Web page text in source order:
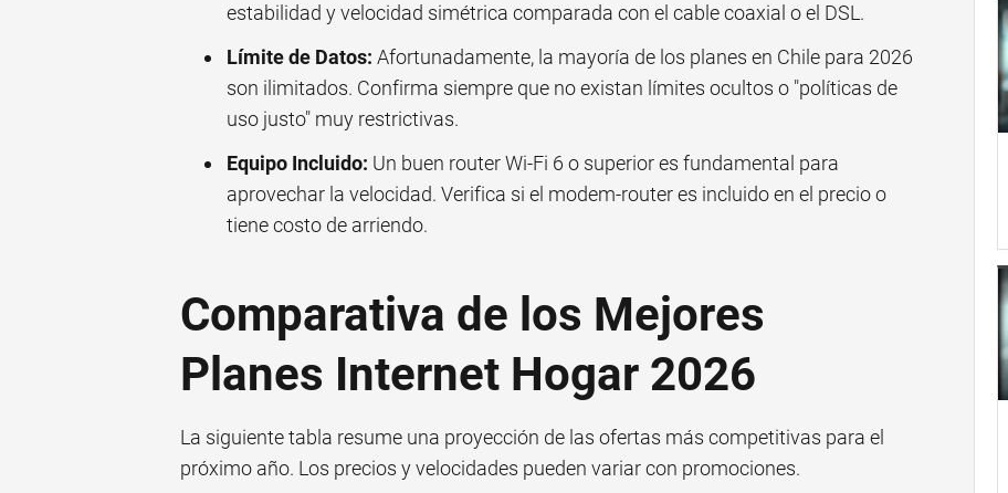
estabilidad y velocidad simétrica comparada con el cable coaxial o el DSL.
Límite de Datos: Afortunadamente, la mayoría de los planes en Chile para 2026
son ilimitados. Confirma siempre que no existan límites ocultos o "políticas de
uso justo" muy restrictivas.
Equipo Incluido: Un buen router Wi-Fi 6 o superior es fundamental para
aprovechar la velocidad. Verifica si el modem-router es incluido en el precio o
tiene costo de arriendo.
Comparativa de los Mejores
Planes Internet Hogar 2026
La siguiente tabla resume una proyección de las ofertas más competitivas para el
próximo año. Los precios y velocidades pueden variar con promociones.